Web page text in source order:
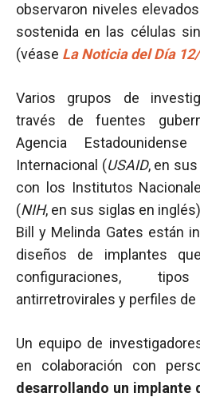
observaron niveles
sostenida en las células
(véase La Noticia del Día
Varios grupos de
través de fuentes
Agencia
Internacional (USAID, en
con los Institutos
(NIH, en sus siglas en
Bill y Melinda Gates están
diseños de implantes
configuraciones,
antirretrovirales y perfiles
Un equipo de
en colaboración con
desarrollando un implante